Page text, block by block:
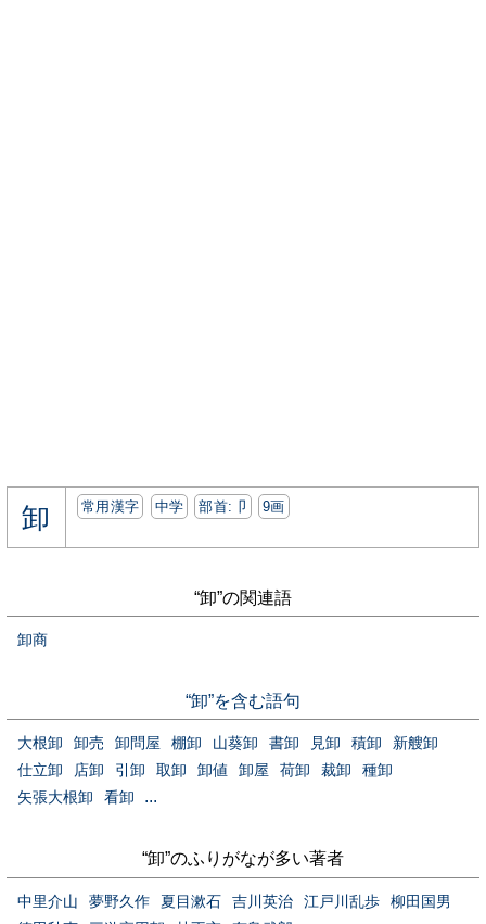
卸 常用漢字 中学 部首:⼙ 9画
“卸”の関連語
卸商
“卸”を含む語句
大根卸 卸売 卸問屋 棚卸 山葵卸 書卸 見卸 積卸
新艘卸
仕立卸
店卸 引卸 取卸 卸値 卸屋 荷卸 裁卸
種卸
矢張大根卸
看卸 ...
“卸”のふりがなが多い著者
中里介山 夢野久作 夏目漱石 吉川英治 江戸川乱歩
柳田国男